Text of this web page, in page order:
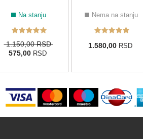
Na stanju
1.150,00 RSD
575,00 RSD
Nema na stanju
1.580,00 RSD